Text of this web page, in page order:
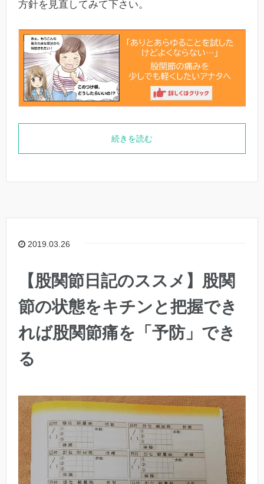
方針を見直してみて下さい。
続きを読む
2019.03.26
【股関節日記のススメ】股関
節の状態をキチンと把握でき
れば股関節痛を「予防」でき
る